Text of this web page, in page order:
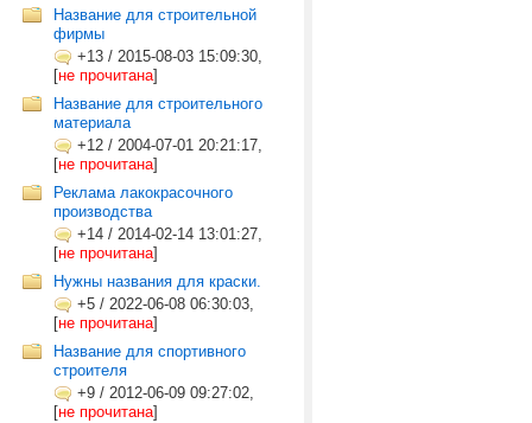
Название для строительной
фирмы
+13 / 2015-08-03 15:09:30,
[не прочитана]
Название для строительного
материала
+12 / 2004-07-01 20:21:17,
[не прочитана]
Реклама лакокрасочного
производства
+14 / 2014-02-14 13:01:27,
[не прочитана]
Нужны названия для краски.
+5 / 2022-06-08 06:30:03,
[не прочитана]
Название для спортивного
строителя
+9 / 2012-06-09 09:27:02,
[не прочитана]